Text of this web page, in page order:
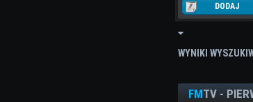
DODAJ
WYNIKI
FMTV -